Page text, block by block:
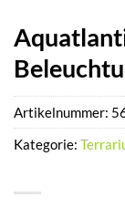
Artikelnummer:
Kategorie: